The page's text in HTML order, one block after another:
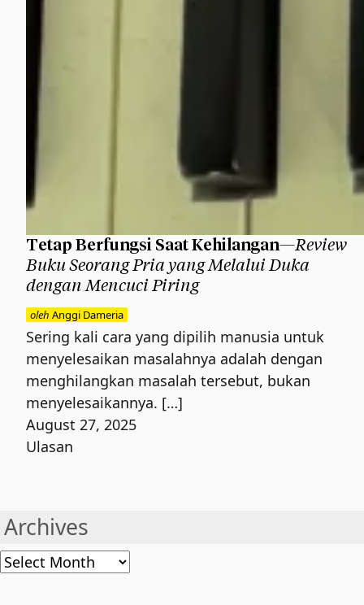
Tetap Berfungsi Saat Kehilangan—Review
Buku Seorang Pria yang Melalui Duka
dengan Mencuci Piring
oleh Anggi Dameria
Sering kali cara yang dipilih manusia untuk
menyelesaikan masalahnya adalah dengan
menghilangkan masalah tersebut, bukan
menyelesaikannya. […]
August 27, 2025
Ulasan
Archives
Archives